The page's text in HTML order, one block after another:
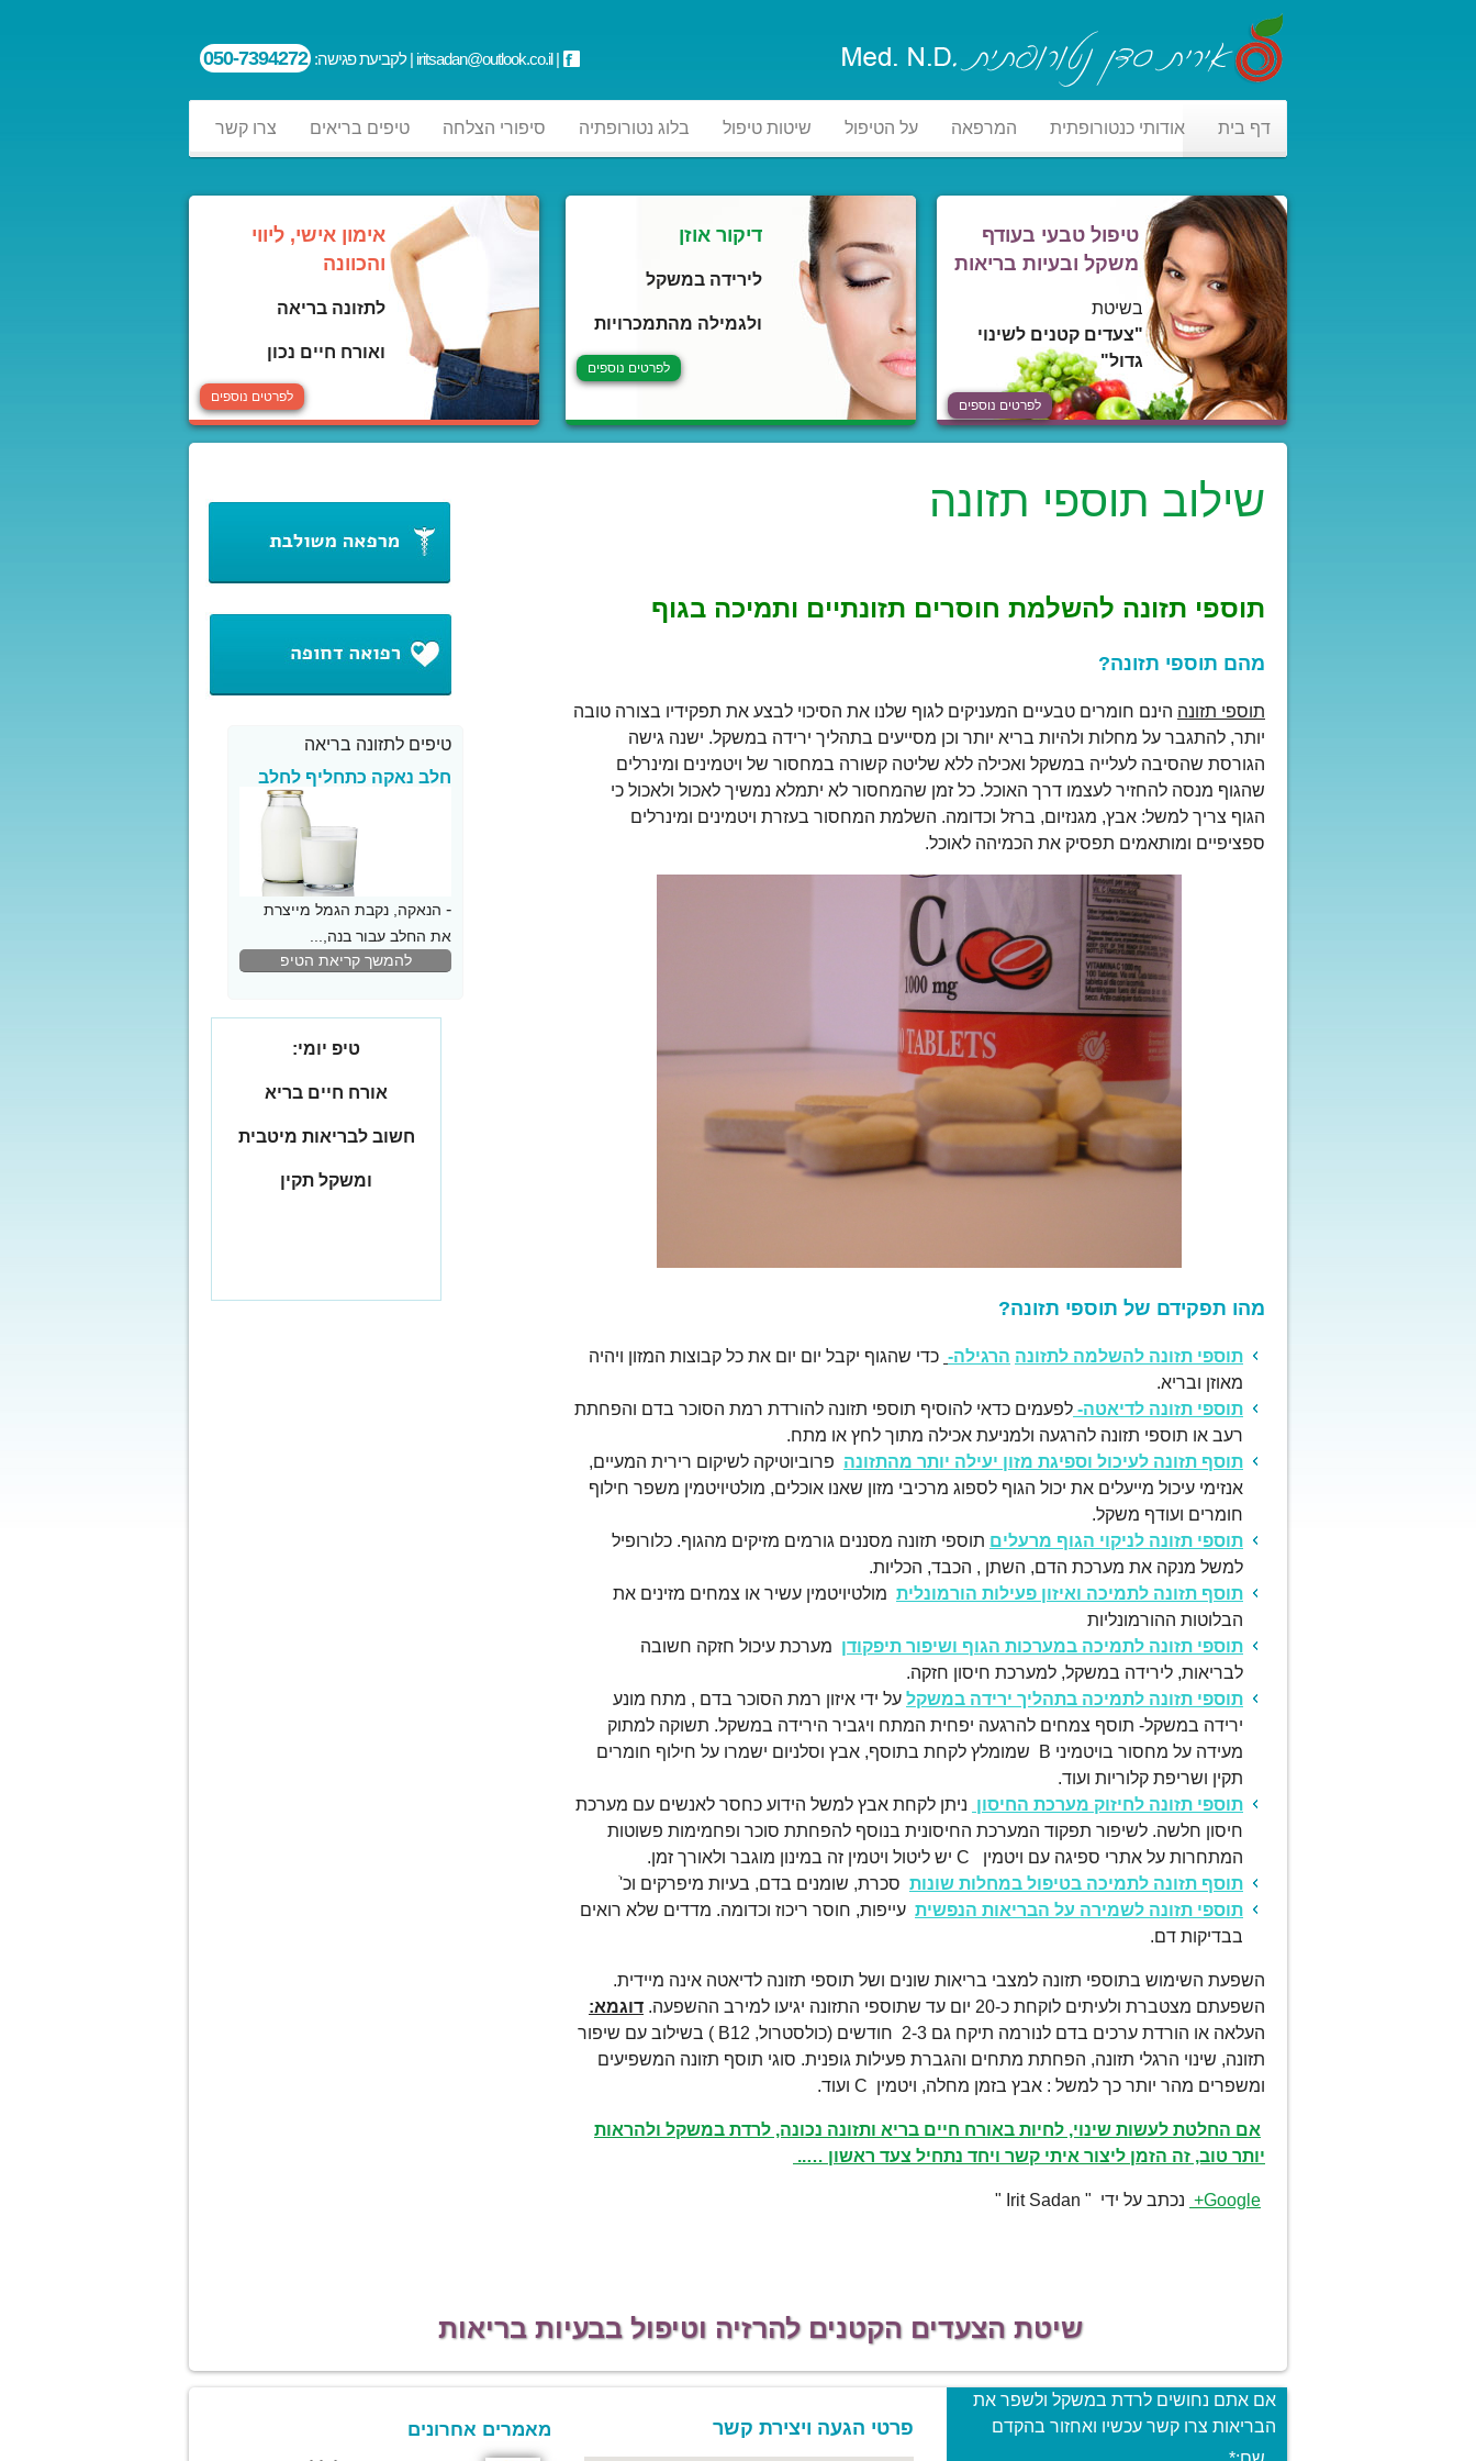
|
iritsadan@outlook.co.il | לקביעת פגישה: 050-7394272
דף בית אודותי כנטורופתית המרפאה על הטיפול שיטות טיפול בלוג נטורופתיה סיפורי הצלחה טיפים בריאים צרו קשר
טיפול טבעי בעודף
משקל ובעיות בריאות
בשיטת
"צעדים קטנים לשינוי
גדול"
לפרטים נוספים
דיקור אוזן
לירידה במשקל
ולגמילה מהתמכרויות
לפרטים נוספים
אימון אישי, ליווי
והכוונה
לתזונה בריאה
ואורח חיים נכון
לפרטים נוספים
שילוב תוספי תזונה
תוספי תזונה להשלמת חוסרים תזונתיים ותמיכה בגוף
מהם תוספי תזונה?
תוספי תזונה הינם חומרים טבעיים המעניקים לגוף שלנו את הסיכוי לבצע את תפקידיו בצורה טובה
יותר, להתגבר על מחלות ולהיות בריא יותר וכן מסייעים בתהליך ירידה במשקל. ישנה גישה
הגורסת שהסיבה לעלייה במשקל ואכילה ללא שליטה קשורה במחסור של ויטמינים ומינרלים
שהגוף מנסה להחזיר לעצמו דרך האוכל. כל זמן שהמחסור לא יתמלא נמשיך לאכול ולאכול כי
הגוף צריך למשל: אבץ, מגנזיום, ברזל וכדומה. השלמת המחסור בעזרת ויטמינים ומינרלים
ספציפיים ומותאמים תפסיק את הכמיהה לאוכל.
מהו תפקידם של תוספי תזונה?
תוספי תזונה להשלמה לתזונה הרגילה- כדי שהגוף יקבל יום יום את כל קבוצות המזון ויהיה
מאוזן ובריא.
תוספי תזונה לדיאטה- לפעמים כדאי להוסיף תוספי תזונה להורדת רמת הסוכר בדם והפחתת
רעב או תוספי תזונה להרגעה ולמניעת אכילה מתוך לחץ או מתח.
תוסף תזונה לעיכול וספיגת מזון יעילה יותר מהתזונה פרוביוטיקה לשיקום רירית המעיים,
אנזימי עיכול מייעלים את יכול הגוף לספוג מרכיבי מזון שאנו אוכלים, מולטיויטמין משפר חילוף
חומרים ועודף משקל.
תוספי תזונה לניקוי הגוף מרעלים תוספי תזונה מסננים גורמים מזיקים מהגוף. כלורופיל
למשל מנקה את מערכת הדם, השתן , הכבד, הכליות.
תוסף תזונה לתמיכה ואיזון פעילות הורמונלית מולטיויטמין עשיר או צמחים מזינים את
הבלוטות ההורמונליות
תוספי תזונה לתמיכה במערכות הגוף ושיפור תיפקודן מערכת עיכול חזקה חשובה
לבריאות, לירידה במשקל, למערכת חיסון חזקה.
תוספי תזונה לתמיכה בתהליך ירידה במשקל על ידי איזון רמת הסוכר בדם , מתח מונע
ירידה במשקל- תוסף צמחים להרגעה יפחית המתח ויגביר הירידה במשקל. תשוקה למתוק
מעידה על מחסור בויטמיני B שמומלץ לקחת בתוסף, אבץ וסלניום ישמרו על חילוף חומרים
תקין ושריפת קלוריות ועוד.
תוספי תזונה לחיזוק מערכת החיסון ניתן לקחת אבץ למשל הידוע כחסר לאנשים עם מערכת
חיסון חלשה. לשיפור תפקוד המערכת החיסונית בנוסף להפחתת סוכר ופחמימות פשוטות
המתחרות על אתרי ספיגה עם ויטמין C יש ליטול ויטמין זה במינון מוגבר ולאורך זמן.
תוסף תזונה לתמיכה בטיפול במחלות שונות סכרת, שומנים בדם, בעיות מיפרקים וכ'ׂ
תוספי תזונה לשמירה על הבריאות הנפשית עייפות, חוסר ריכוז וכדומה. מדדים שלא רואים
בבדיקות דם.
השפעת השימוש בתוספי תזונה למצבי בריאות שונים ושל תוספי תזונה לדיאטה אינה מיידית.
השפעתם מצטברת ולעיתים לוקחת כ-20 יום עד שתוספי התזונה יגיעו למירב ההשפעה.
דוגמא:
העלאה או הורדת ערכים בדם לנורמה תיקח גם 2-3 חודשים (כולסטרול, B12 ) בשילוב עם שיפור
תזונה, שינוי הרגלי תזונה, הפחתת מתחים והגברת פעילות גופנית. סוגי תוסף תזונה המשפיעים
ומשפרים מהר יותר כך למשל : אבץ בזמן מחלה, ויטמין C ועוד.
אם החלטת לעשות שינוי, לחיות באורח חיים בריא ותזונה נכונה, לרדת במשקל ולהראות
יותר טוב, זה הזמן ליצור איתי קשר ויחד נתחיל צעד ראשון …..
Google+ נכתב על ידי " Irit Sadan "
טיפים לתזונה בריאה
חלב נאקה כתחליף לחלב
- הנאקה, נקבת הגמל מייצרת
את החלב עבור בנה,...
להמשך קריאת הטיפ
טיפ יומי:
אורח חיים בריא
חשוב לבריאות מיטבית
ומשקל תקין
שיטת הצעדים הקטנים להרזיה וטיפול בבעיות בריאות
אם אתם נחושים לרדת במשקל ולשפר את
הבריאות צרו קשר עכשיו ואחזור בהקדם
פרטי הגעה ויצירת קשר מאמרים אחרונים